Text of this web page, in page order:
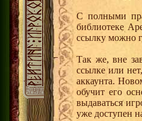
С полными
библиотеке
ссылку можно
Так же, вне
ссылке или
аккаунта.
обучит его
выдаваться
уже доступен